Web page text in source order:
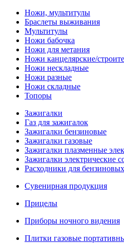
Ножи, мультитулы
Браслеты выживания
Мультитулы
Ножи бабочка
Ножи для метания
Ножи канцелярские/
Ножи нескладные
Ножи разные
Ножи складные
Топоры
Зажигалки
Газ для зажигалок
Зажигалки бензиновые
Зажигалки газовые
Зажигалки плазменные
Зажигалки электрические
Расходники для
Сувенирная продукция
Прицелы
Приборы ночного видения
Плитки газовые